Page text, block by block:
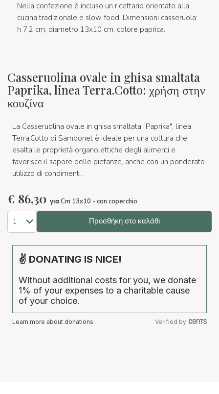
Nella confezione è incluso un ricettario orientato alla
cucina tradizionale e slow food. Dimensioni casseruola:
h 7,2 cm; diametro 13x10 cm; colore paprica.
Casseruolina ovale in ghisa smaltata
Paprika, linea Terra.Cotto: χρήση στην
κουζίνα
La Casseruolina ovale in ghisa smaltata "Paprika", linea
Terra.Cotto di Sambonet è ideale per una cottura che
esalta le proprietà organolettiche degli alimenti e
favorisce il sapore delle pietanze, anche con un ponderato
utilizzo di condimenti.
€ 86,30 για Cm 13x10 - con coperchio
Προσθήκη στο καλάθι
✌ DONATING IS NICE!
Without additional costs for you, we donate
1% of your expenses to a charitable cause
of your choice.
Learn more about donations Verified by